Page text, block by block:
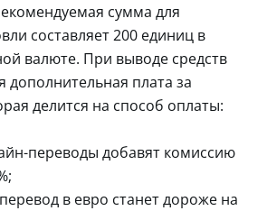
сумма для
составляет 200 единиц в
валюте. При выводе средств
дополнительная плата за
делится на способ оплаты:
переводы добавят комиссию
в евро станет дороже на